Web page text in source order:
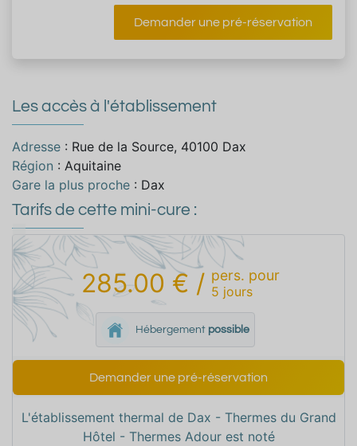
Demander une pré-réservation
Les accès à l'établissement
Adresse : Rue de la Source, 40100 Dax
Région : Aquitaine
Gare la plus proche : Dax
Tarifs de cette mini-cure :
285.00 € / pers. pour
5 jours
Hébergement possible
Demander une pré-réservation
L'établissement thermal de Dax - Thermes du Grand
Hôtel - Thermes Adour est noté